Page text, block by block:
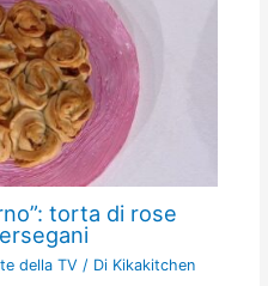
torta di rose
della TV / Di Kikakitchen